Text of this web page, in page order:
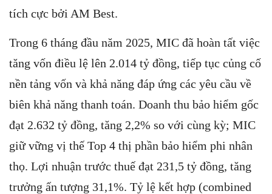
tích cực bởi AM Best.
Trong 6 tháng đầu năm 2025, MIC đã hoàn tất việc
tăng vốn điều lệ lên 2.014 tỷ đồng, tiếp tục củng cố
nền tảng vốn và khả năng đáp ứng các yêu cầu về
biên khả năng thanh toán. Doanh thu bảo hiểm gốc
đạt 2.632 tỷ đồng, tăng 2,2% so với cùng kỳ; MIC
giữ vững vị thế Top 4 thị phần bảo hiểm phi nhân
thọ. Lợi nhuận trước thuế đạt 231,5 tỷ đồng, tăng
trưởng ấn tượng 31,1%. Tỷ lệ kết hợp (combined